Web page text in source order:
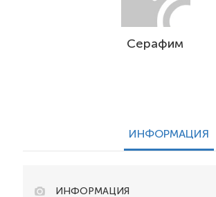
Серафим
ИНФОРМАЦИЯ
ИНФОРМАЦИЯ